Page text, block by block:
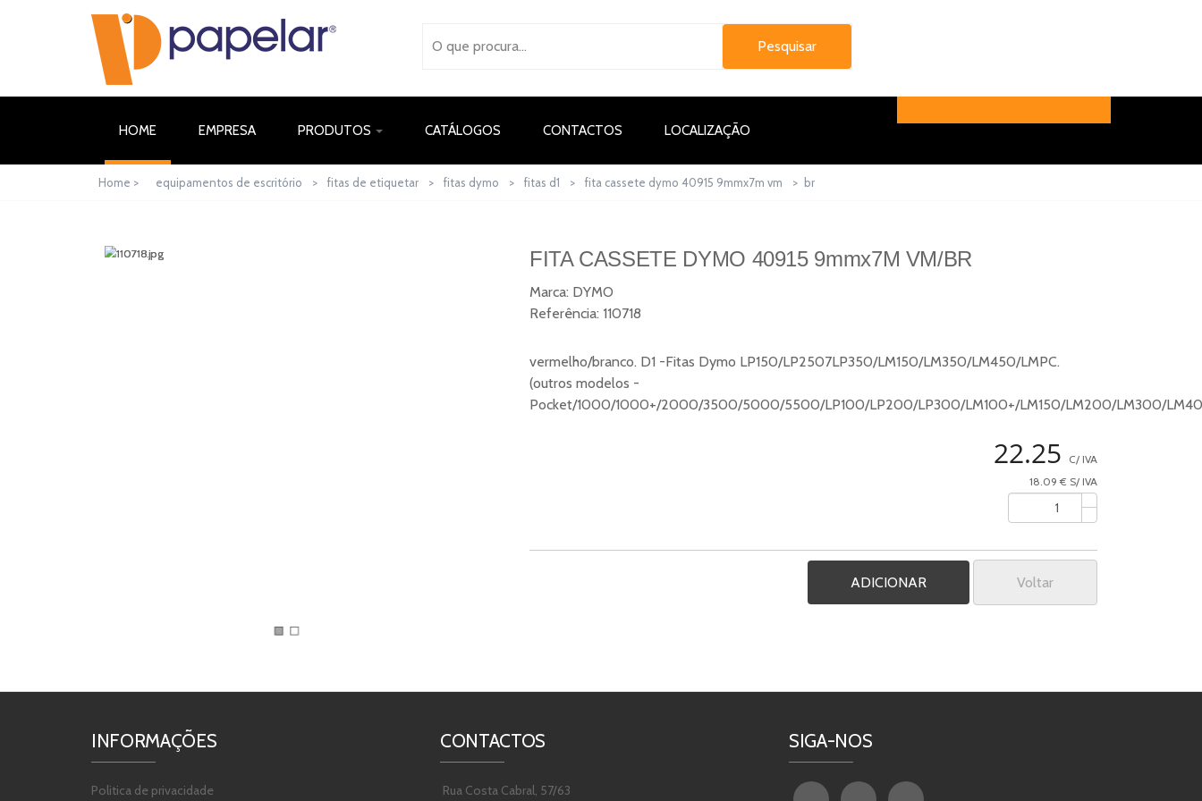
HOME (CURRENT)EMPRESA PRODUTOS CATÁLOGOS CONTACTOS LOCALIZAÇÃO
Home > equipamentos de escritório > fitas de etiquetar > fitas dymo > fitas d1 > fita cassete dymo 40915 9mmx7m vm > br
FITA CASSETE DYMO 40915 9mmx7M VM/BR
Marca: DYMO
Referência: 110718
vermelho/branco. D1 -Fitas Dymo LP150/LP2507LP350/LM150/LM350/LM450/LMPC.
(outros modelos -
Pocket/1000/1000+/2000/3500/5000/5500/LP100/LP200/LP300/LM100+/LM150/LM200/LM300/
22.25
C/ IVA
18.09 € S/ IVA
Voltar
INFORMAÇÕES
Politica de privacidade
CONTACTOS
Rua Costa Cabral, 57/63
SIGA-NOS